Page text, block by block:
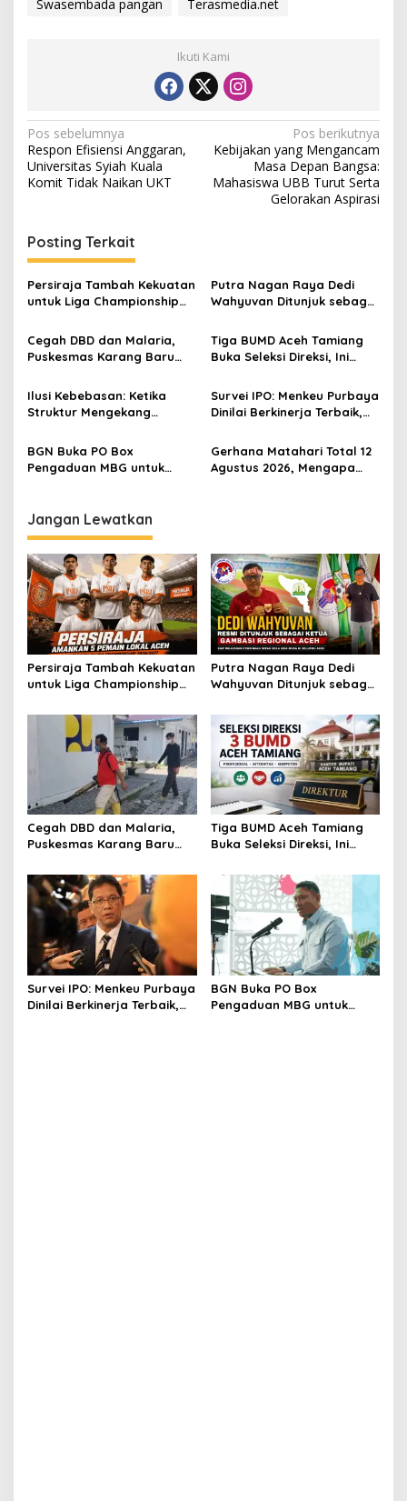
Swasembada pangan
Terasmedia.net
Ikuti Kami
N
a
v
g
a
s
i
p
o
s
Pos sebelumnya
Respon Efisiensi Anggaran,
Universitas Syiah Kuala
Komit Tidak Naikan UKT
Pos berikutnya
Kebijakan yang Mengancam
Masa Depan Bangsa:
Mahasiswa UBB Turut Serta
Gelorakan Aspirasi
Posting Terkait
Persiraja Tambah Kekuatan
untuk Liga Championship
Lokal Aceh Resmi Dikontrak
Putra Nagan Raya Dedi
Wahyuvan Ditunjuk sebagai
Aceh
Cegah DBD dan Malaria,
Puskesmas Karang Baru
Tiga BUMD Aceh Tamiang
Buka Seleksi Direksi, Ini
Pendaftarannya
Ilusi Kebebasan: Ketika
Struktur Mengekang
Survei IPO: Menkeu Purbaya
Dinilai Berkinerja Terbaik,
Tiga Besar
BGN Buka PO Box
Pengaduan MBG untuk
Gerhana Matahari Total 12
Agustus 2026, Mengapa
Jangan Lewatkan
Persiraja Tambah Kekuatan
untuk Liga Championship
Lokal Aceh Resmi Dikontrak
Putra Nagan Raya Dedi
Wahyuvan Ditunjuk sebagai
Aceh
Cegah DBD dan Malaria,
Puskesmas Karang Baru
Tiga BUMD Aceh Tamiang
Buka Seleksi Direksi, Ini
Pendaftarannya
Survei IPO: Menkeu Purbaya
Dinilai Berkinerja Terbaik,
BGN Buka PO Box
Pengaduan MBG untuk